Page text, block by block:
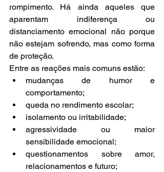
rompimento. Há ainda aqueles que
aparentam indiferença ou
distanciamento emocional não porque
não estejam sofrendo, mas como forma
de proteção.
Entre as reações mais comuns estão:
mudanças de humor e
comportamento;
queda no rendimento escolar;
isolamento ou irritabilidade;
agressividade ou maior
sensibilidade emocional;
questionamentos sobre amor,
relacionamentos e futuro;